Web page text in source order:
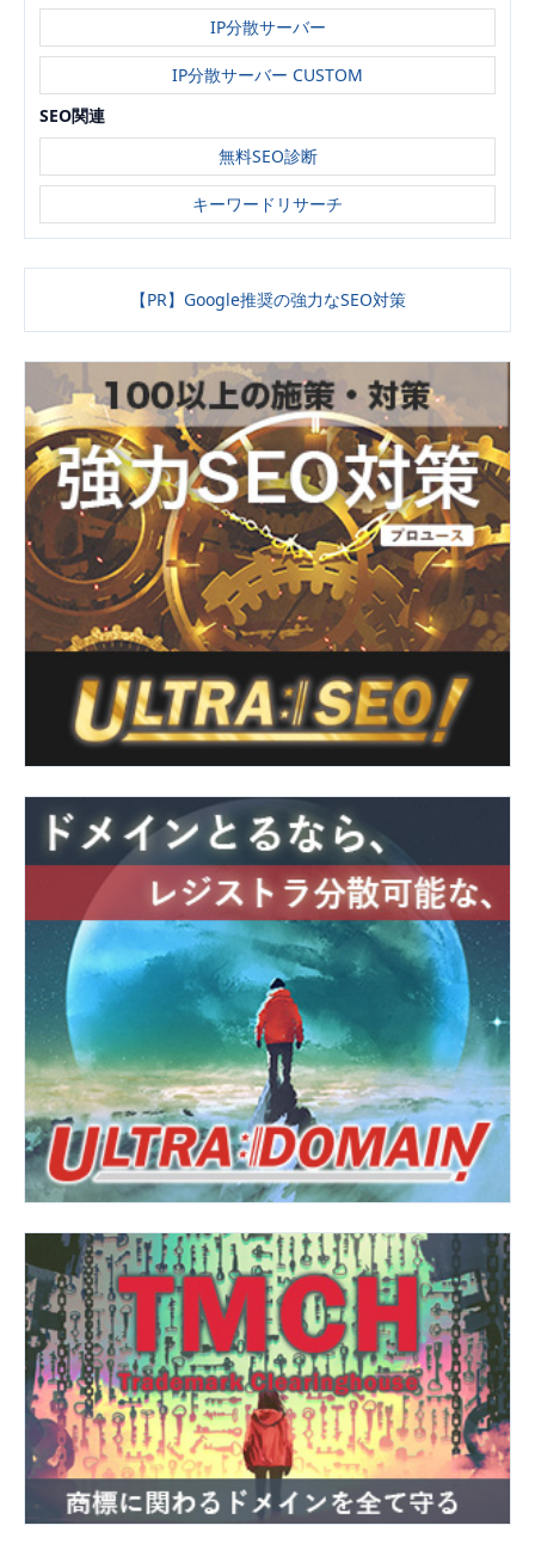
IP分散サーバー
IP分散サーバー CUSTOM
SEO関連
無料SEO診断
キーワードリサーチ
【PR】Google推奨の強力なSEO対策